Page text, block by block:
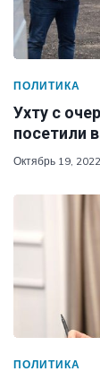
ПОЛИТИКА
Ухту с
посетили
Октябрь 19, 2022
ПОЛИТИКА